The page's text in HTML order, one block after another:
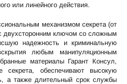
или линейного действия.
механизмом секрета (от
двухсторонним ключом со сложным
надежность и криминальную
любым манипуляционным
материалы Гарант Консул,
секрета, обеспечивают высокую
а также длительный срок службы